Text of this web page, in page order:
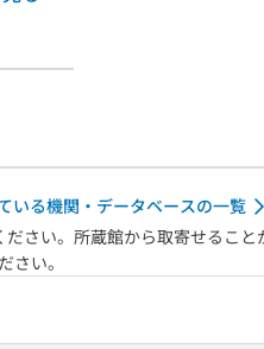
いる機関・データベースの一覧
さい。所蔵館から取寄せること
さい。